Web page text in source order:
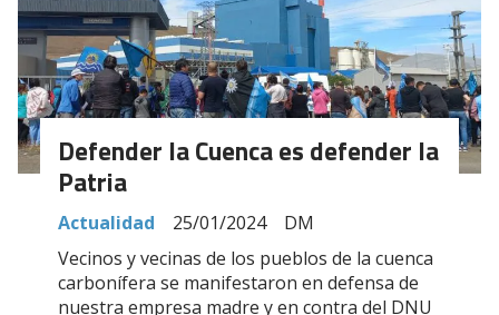
Defender la Cuenca es defender la
Patria
DM
Actualidad
25/01/2024
Vecinos y vecinas de los pueblos de la cuenca
carbonífera se manifestaron en defensa de
nuestra empresa madre y en contra del DNU